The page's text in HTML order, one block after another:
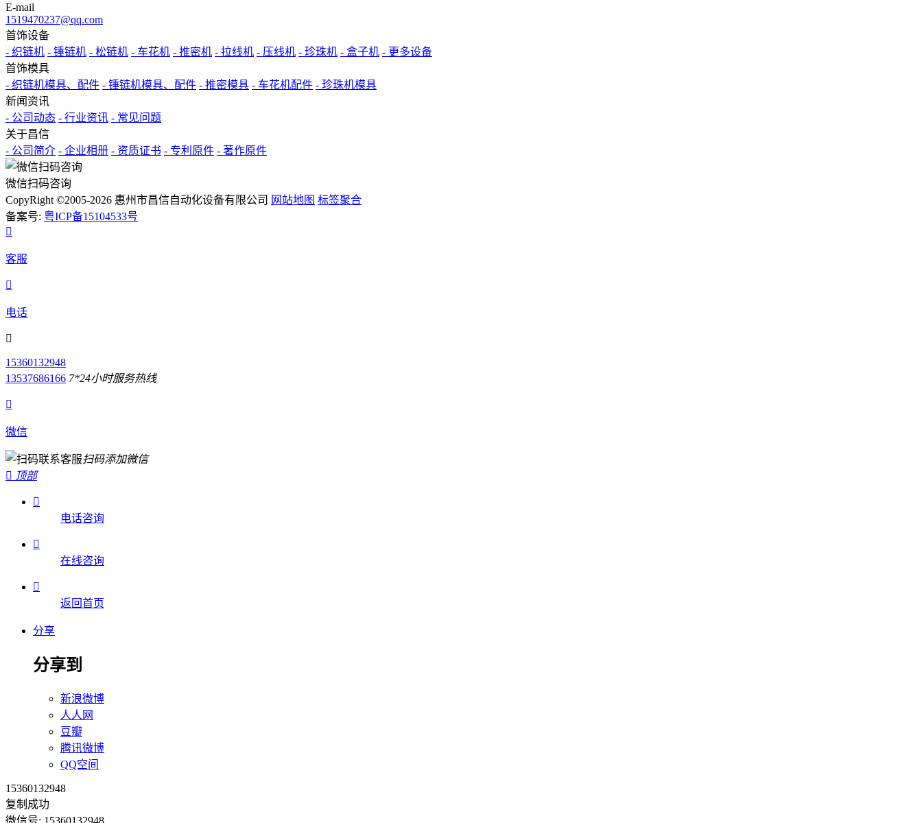
E-mail
1519470237@qq.com
首饰设备
- 织链机 - 锤链机 - 松链机 - 车花机 - 推密机 - 拉线机 - 压线机 - 珍珠机 - 盒子机 - 更多设备
首饰模具
- 织链机模具、配件 - 锤链机模具、配件 - 推密模具 - 车花机配件 - 珍珠机模具
新闻资讯
- 公司动态 - 行业资讯 - 常见问题
关于昌信
- 公司简介 - 企业相册 - 资质证书 - 专利原件 - 著作原件
微信扫码咨询
CopyRight ©2005-2026 惠州市昌信自动化设备有限公司 网站地图 标签聚合
备案号: 粤ICP备15104533号

客服

电话

15360132948
13537686166 7*24小时服务热线

微信
扫码添加微信
 顶部

电话咨询

在线咨询

返回首页
分享
分享到
新浪微博
人人网
豆瓣
腾讯微博
QQ空间
15360132948
复制成功
微信号: 15360132948